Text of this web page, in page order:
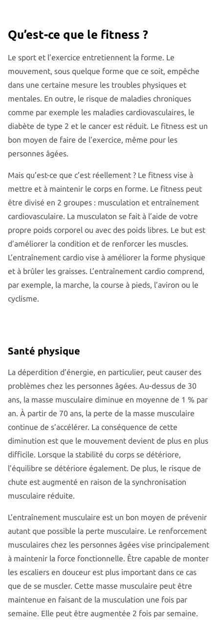
Qu’est-ce que le fitness ?
Le sport et l’exercice entretiennent la forme. Le
mouvement, sous quelque forme que ce soit, empêche
dans une certaine mesure les troubles physiques et
mentales. En outre, le risque de maladies chroniques
comme par exemple les maladies cardiovasculaires, le
diabète de type 2 et le cancer est réduit. Le fitness est un
bon moyen de faire de l’exercice, même pour les
personnes âgées.
Mais qu’est-ce que c’est réellement ? Le fitness vise à
mettre et à maintenir le corps en forme. Le fitness peut
être divisé en 2 groupes : musculation et entraînement
cardiovasculaire. La musculaton se fait à l’aide de votre
propre poids corporel ou avec des poids libres. Le but est
d’améliorer la condition et de renforcer les muscles.
L’entraînement cardio vise à améliorer la forme physique
et à brûler les graisses. L’entraînement cardio comprend,
par exemple, la marche, la course à pieds, l’aviron ou le
cyclisme.
Santé physique
La déperdition d’énergie, en particulier, peut causer des
problèmes chez les personnes âgées. Au-dessus de 30
ans, la masse musculaire diminue en moyenne de 1 % par
an. À partir de 70 ans, la perte de la masse musculaire
continue de s’accélérer. La conséquence de cette
diminution est que le mouvement devient de plus en plus
difficile. Lorsque la stabilité du corps se détériore,
l’équilibre se détériore également. De plus, le risque de
chute est augmenté en raison de la synchronisation
musculaire réduite.
L’entraînement musculaire est un bon moyen de prévenir
autant que possible la perte musculaire. Le renforcement
musculaires chez les personnes âgées vise principalement
à maintenir la force fonctionnelle. Être capable de monter
les escaliers en douceur est plus important dans ce cas
que de se muscler. Cette masse musculaire peut être
maintenue en faisant de la musculation une fois par
semaine. Elle peut être augmentée 2 fois par semaine.